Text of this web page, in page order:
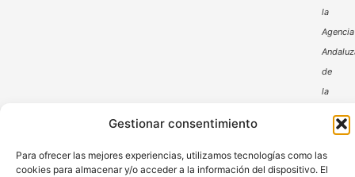
Gestionar consentimiento
Para ofrecer las mejores experiencias, utilizamos tecnologías como las
cookies para almacenar y/o acceder a la información del dispositivo. El
la
Agencia
de
la